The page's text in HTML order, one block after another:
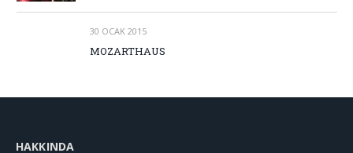
30 OCAK 2015
MOZARTHAUS
HAKKINDA